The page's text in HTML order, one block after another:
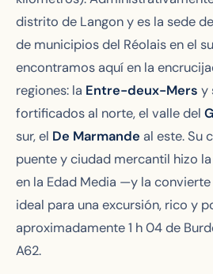
distrito de Langon y es la sede
de municipios del Réolais en el
encontramos aquí en la
regiones: la Entre-deux-Mers y
fortificados al norte, el valle del
sur, el De Marmande al este. Su
puente y ciudad mercantil hizo
en la Edad Media —y la
ideal para una excursión, rico y
aproximadamente 1 h 04 de
A62.